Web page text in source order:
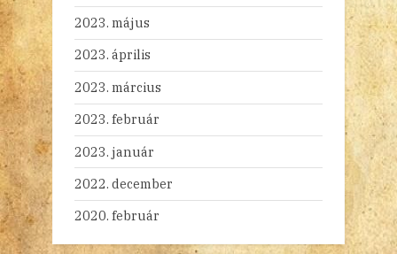
2023. május
2023. április
2023. március
2023. február
2023. január
2022. december
2020. február